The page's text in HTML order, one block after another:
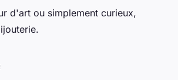
d'art ou simplement curieux,